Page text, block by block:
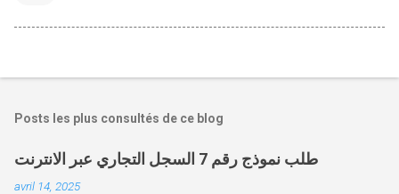
Posts les plus consultés de ce blog
طلب نموذج رقم 7 السجل التجاري عبر الانترنت
avril 14, 2025